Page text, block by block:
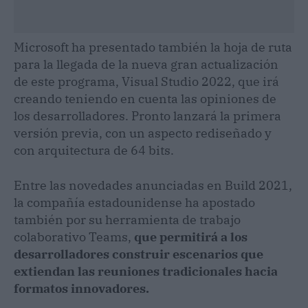
Microsoft ha presentado también la hoja de ruta
para la llegada de la nueva gran actualización
de este programa, Visual Studio 2022, que irá
creando teniendo en cuenta las opiniones de
los desarrolladores. Pronto lanzará la primera
versión previa, con un aspecto rediseñado y
con arquitectura de 64 bits.
Entre las novedades anunciadas en Build 2021,
la compañía estadounidense ha apostado
también por su herramienta de trabajo
colaborativo Teams, que permitirá a los
desarrolladores construir escenarios que
extiendan las reuniones tradicionales hacia
formatos innovadores.